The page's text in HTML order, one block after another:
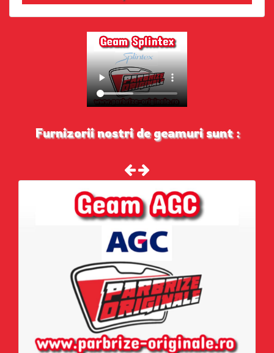
Furnizorii nostri de geamuri sunt :